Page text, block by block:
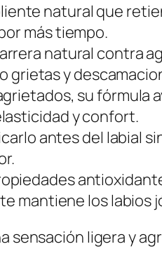
0
natural que
más tiempo.
natural contra
grietas y
su fórmula
y confort.
antes del labial
mantiene los labios
ligera y